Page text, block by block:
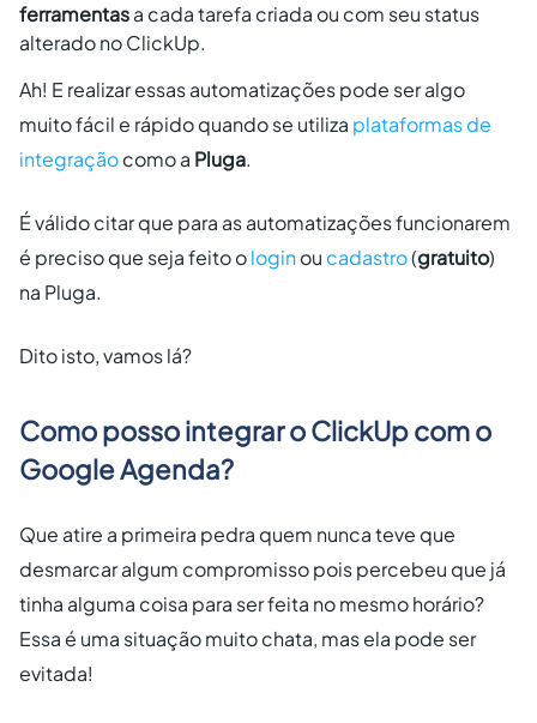
ferramentasa cada tarefa criada ou com seu status
alterado no ClickUp.
Ah! E realizar essas automatizações pode ser algo
muito fácil e rápido quando se utiliza plataformas de
integraçãocomo a Pluga.
É válido citar que para as automatizações funcionarem
é preciso que seja feito ologinou cadastro(gratuito)
na Pluga.
Dito isto, vamos lá?
Como posso integrar o ClickUp com o
Google Agenda?
Que atire a primeira pedra quem nunca teve que
desmarcar algum compromisso pois percebeu que já
tinha alguma coisa para ser feita no mesmo horário?
Essa é uma situação muito chata, mas ela pode ser
evitada!